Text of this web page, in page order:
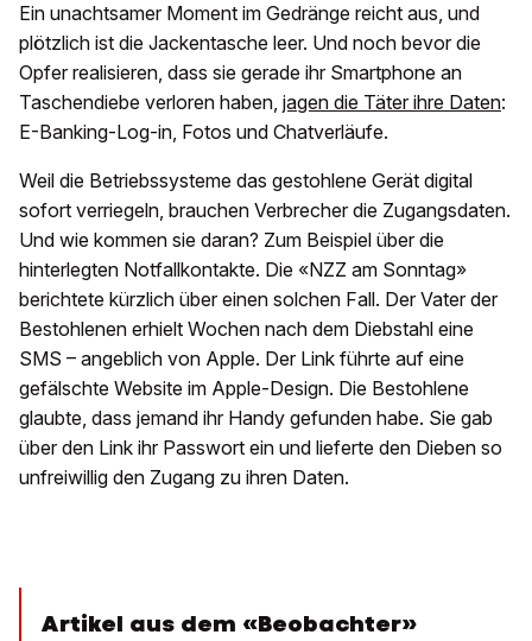
Ein unachtsamer Moment im Gedränge reicht aus, und
plötzlich ist die Jackentasche leer. Und noch bevor die
Opfer realisieren, dass sie gerade ihr Smartphone an
Taschendiebe verloren haben, jagen die Täter ihre Daten:
E-Banking-Log-in, Fotos und Chatverläufe.
Weil die Betriebssysteme das gestohlene Gerät digital
sofort verriegeln, brauchen Verbrecher die Zugangsdaten.
Und wie kommen sie daran? Zum Beispiel über die
hinterlegten Notfallkontakte. Die «NZZ am Sonntag»
berichtete kürzlich über einen solchen Fall. Der Vater der
Bestohlenen erhielt Wochen nach dem Diebstahl eine
SMS – angeblich von Apple. Der Link führte auf eine
gefälschte Website im Apple-Design. Die Bestohlene
glaubte, dass jemand ihr Handy gefunden habe. Sie gab
über den Link ihr Passwort ein und lieferte den Dieben so
unfreiwillig den Zugang zu ihren Daten.
Artikel aus dem «Beobachter»